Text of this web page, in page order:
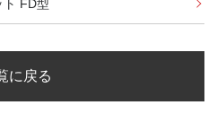
ト FD型
に戻る